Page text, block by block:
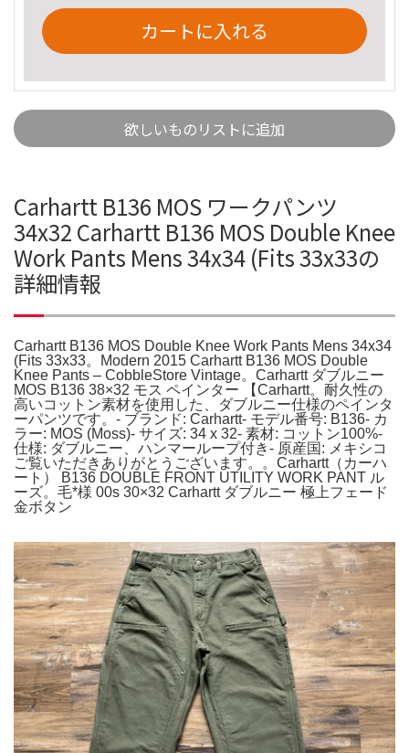
カートに入れる
欲しいものリストに追加
Carhartt B136 MOS ワークパンツ
34x32 Carhartt B136 MOS Double Knee
Work Pants Mens 34x34 (Fits 33x33の
詳細情報
Carhartt B136 MOS Double Knee Work Pants Mens 34x34
(Fits 33x33。Modern 2015 Carhartt B136 MOS Double
Knee Pants – CobbleStore Vintage。Carhartt ダブルニー
MOS B136 38×32 モス ペインター 【Carhartt。耐久性の
高いコットン素材を使用した、ダブルニー仕様のペインタ
ーパンツです。- ブランド: Carhartt- モデル番号: B136- カ
ラー: MOS (Moss)- サイズ: 34 x 32- 素材: コットン100%-
仕様: ダブルニー、ハンマーループ付き- 原産国: メキシコ
ご覧いただきありがとうございます。。Carhartt（カーハ
ート） B136 DOUBLE FRONT UTILITY WORK PANT ル
ーズ。毛*様 00s 30×32 Carhartt ダブルニー 極上フェード
金ボタン